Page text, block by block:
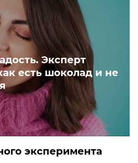
Эксперт
есть шоколад и не
эксперимента